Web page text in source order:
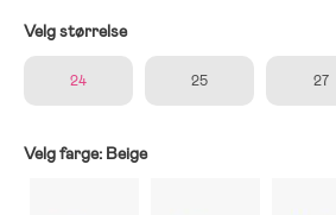
Velg størrelse
24 25 27
Velg farge: Beige